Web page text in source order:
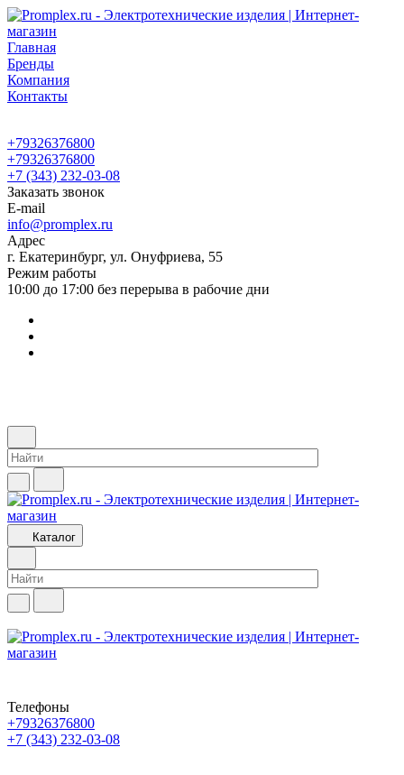
Главная
Бренды
Компания
Контакты
+79326376800
+79326376800
+7 (343) 232-03-08
Заказать звонок
E-mail
info@promplex.ru
Адрес
г. Екатеринбург, ул. Онуфриева, 55
Режим работы
10:00 до 17:00 без перерыва в рабочие дни
Каталог
Телефоны
+79326376800
+7 (343) 232-03-08